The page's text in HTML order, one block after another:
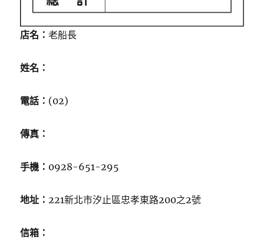
店名：老船長
姓名：
電話： (02)
傳真：
手機： 0928-651-295
地址：221新北市汐止區忠孝東路200之2號
信箱：